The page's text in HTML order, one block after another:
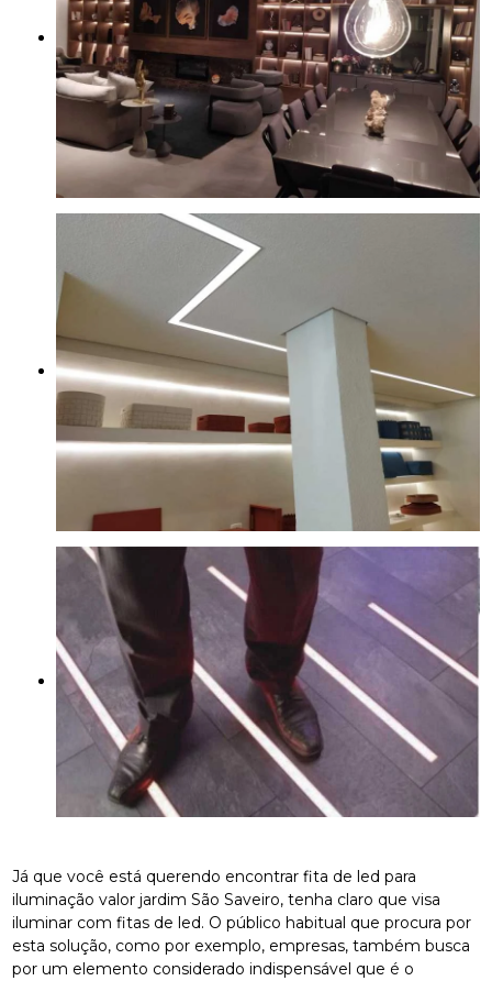
Já que você está querendo encontrar fita de led para
iluminação valor jardim São Saveiro, tenha claro que visa
iluminar com fitas de led. O público habitual que procura por
esta solução, como por exemplo, empresas, também busca
por um elemento considerado indispensável que é o